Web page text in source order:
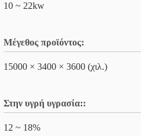
10 ~ 22kw
Μέγεθος προϊόντος:
15000 × 3400 × 3600 (χιλ.)
Στην υγρή υγρασία::
12 ~ 18%